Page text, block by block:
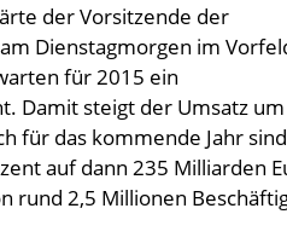
der Vorsitzende der
am Dienstagmorgen im
für 2015 ein
Damit steigt der Umsatz um
für das kommende Jahr
auf dann 235 Milliarden
rund 2,5 Millionen